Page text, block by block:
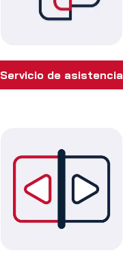
Servicio de asistencia